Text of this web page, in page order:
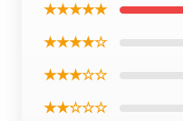
★★★★★
★★★★☆
★★★☆☆
★★☆☆☆